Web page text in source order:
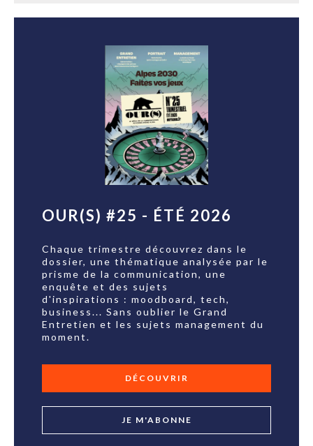
OUR(S) #25 - ÉTÉ 2026
Chaque trimestre découvrez dans le
dossier, une thématique analysée par le
prisme de la communication, une
enquête et des sujets
d'inspirations : moodboard, tech,
business... Sans oublier le Grand
Entretien et les sujets management du
moment.
DÉCOUVRIR
JE M'ABONNE